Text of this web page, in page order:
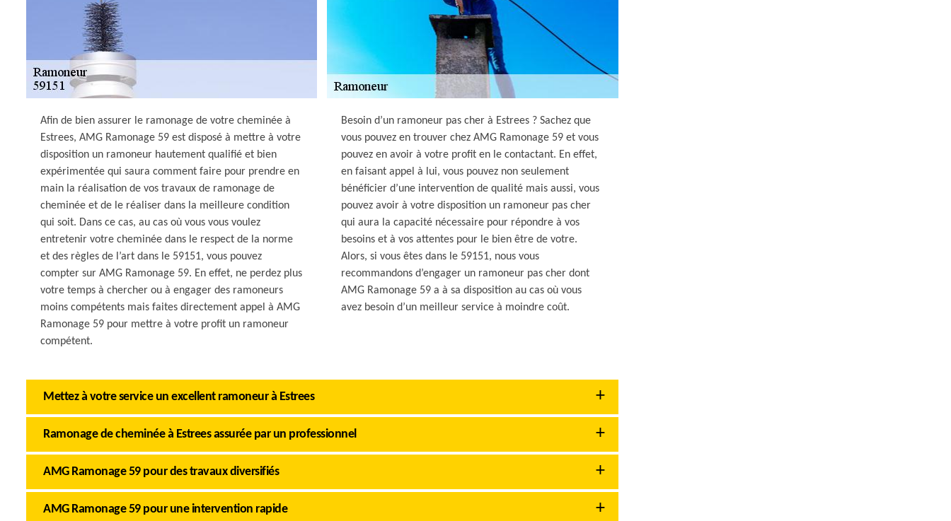
Afin de bien assurer le ramonage de votre cheminée à
Estrees, AMG Ramonage 59 est disposé à mettre à votre
disposition un ramoneur hautement qualifié et bien
expérimentée qui saura comment faire pour prendre en
main la réalisation de vos travaux de ramonage de
cheminée et de le réaliser dans la meilleure condition
qui soit. Dans ce cas, au cas où vous vous voulez
entretenir votre cheminée dans le respect de la norme
et des règles de l’art dans le 59151, vous pouvez
compter sur AMG Ramonage 59. En effet, ne perdez plus
votre temps à chercher ou à engager des ramoneurs
moins compétents mais faites directement appel à AMG
Ramonage 59 pour mettre à votre profit un ramoneur
compétent.
Besoin d’un ramoneur pas cher à Estrees ? Sachez que
vous pouvez en trouver chez AMG Ramonage 59 et vous
pouvez en avoir à votre profit en le contactant. En effet,
en faisant appel à lui, vous pouvez non seulement
bénéficier d’une intervention de qualité mais aussi, vous
pouvez avoir à votre disposition un ramoneur pas cher
qui aura la capacité nécessaire pour répondre à vos
besoins et à vos attentes pour le bien être de votre.
Alors, si vous êtes dans le 59151, nous vous
recommandons d’engager un ramoneur pas cher dont
AMG Ramonage 59 a à sa disposition au cas où vous
avez besoin d’un meilleur service à moindre coût.
Mettez à votre service un excellent ramoneur à Estrees
Ramonage de cheminée à Estrees assurée par un professionnel
AMG Ramonage 59 pour des travaux diversifiés
AMG Ramonage 59 pour une intervention rapide